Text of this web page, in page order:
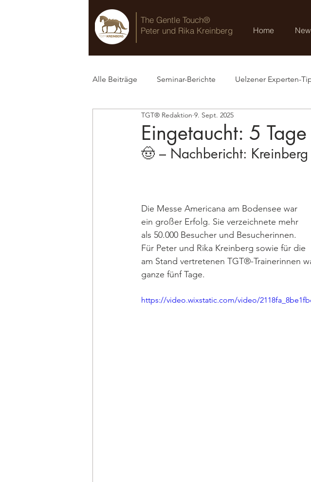
The Gentle Touch®
Peter und Rika Kreinberg
Home
Alle Beiträge Seminar-Berichte Uelzener Experten-
TGT® Blog
Eingetaucht: 5
TGT® Redaktion 9. Sept. 2025
🤠 – Nachbericht:
Die Messe Americana am Bodensee war
ein großer Erfolg. Sie verzeichnete mehr
als 50.000 Besucher und Besucherinnen.
Für Peter und Rika Kreinberg sowie für die
am Stand vertretenen TGT®-Trainerinnen
ganze fünf Tage.
https://video.wixstatic.com/video/